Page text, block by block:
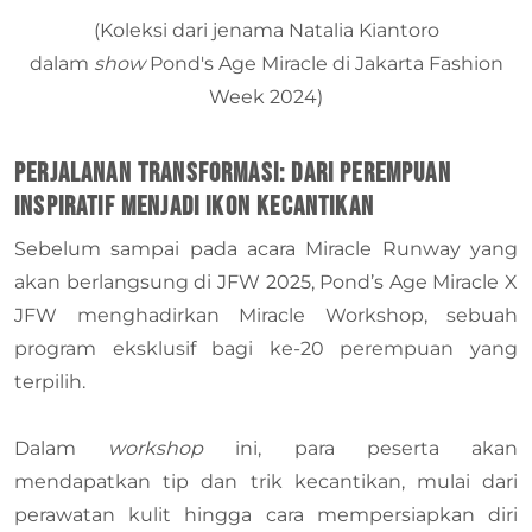
(Koleksi dari jenama Natalia Kiantoro
dalam showPond's Age Miracle di Jakarta Fashion
Week 2024)
Perjalanan Transformasi: Dari Perempuan
Inspiratif menjadi Ikon Kecantikan
Sebelum sampai pada acara Miracle Runway yang
akan berlangsung di JFW 2025, Pond’s Age Miracle X
JFW menghadirkan Miracle Workshop, sebuah
program eksklusif bagi ke-20 perempuan yang
terpilih.
Dalam workshopini, para peserta akan
mendapatkan tip dan trik kecantikan, mulai dari
perawatan kulit hingga cara mempersiapkan diri